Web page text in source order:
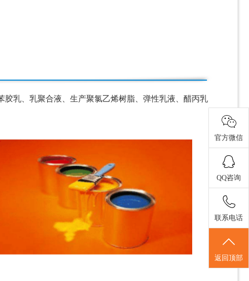
乳、乳聚合液、生产聚氯乙烯树脂、弹性乳液、醋丙乳
官方微信
QQ咨询
联系电话
返回顶部